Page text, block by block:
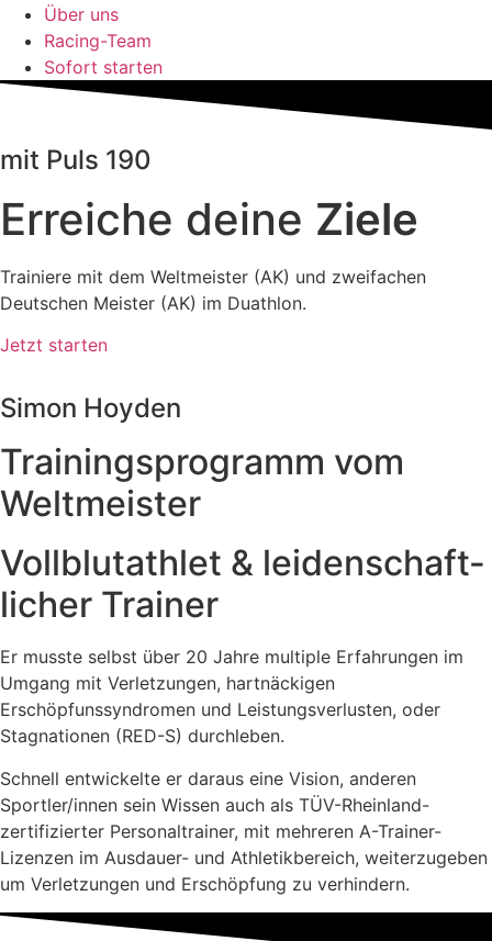
Über uns
Racing-Team
Sofort starten
mit Puls 190
Erreiche deine Ziele
Trainiere mit dem Weltmeister (AK) und zweifachen
Deutschen Meister (AK) im Duathlon.
Jetzt starten
Simon Hoyden
Trainingsprogramm vom
Weltmeister
Vollblut­athlet & leiden­schaft­
licher Trainer
Er musste selbst über 20 Jahre multiple Erfahrungen im
Umgang mit Verletzungen, hartnäckigen
Erschöpfunssyndromen und Leistungsverlusten, oder
Stagnationen (RED-S) durchleben.
Schnell entwickelte er daraus eine Vision, anderen
Sportler/innen sein Wissen auch als TÜV-Rheinland-
zertifizierter Personaltrainer, mit mehreren A-Trainer-
Lizenzen im Ausdauer- und Athletikbereich, weiterzugeben
um Verletzungen und Erschöpfung zu verhindern.